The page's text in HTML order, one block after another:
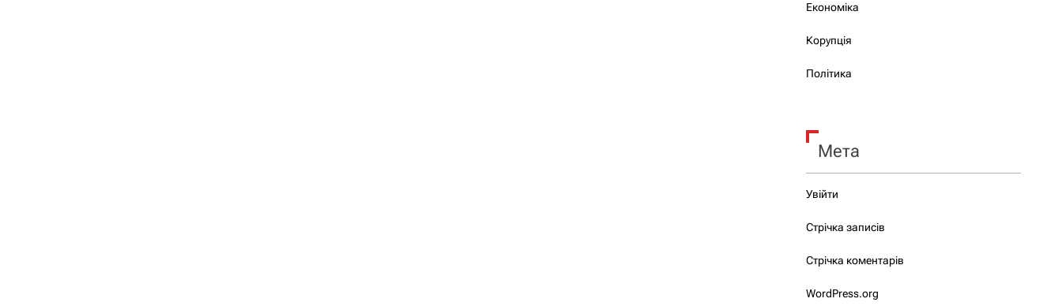
Економіка
Корупція
Політика
Мета
Увійти
Стрічка записів
Стрічка коментарів
WordPress.org